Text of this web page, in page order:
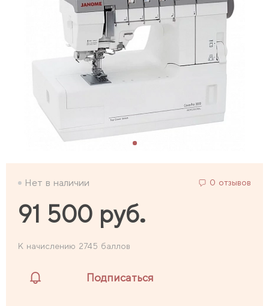
Нет в наличии 0 отзывов
91 500 руб.
К начислению 2745 баллов
Подписаться